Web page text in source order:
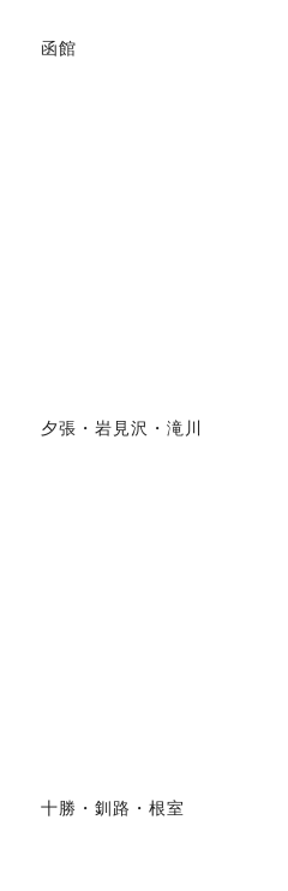
函館
夕張・岩見沢・滝川
十勝・釧路・根室